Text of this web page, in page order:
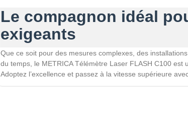
Le compagnon idéal
exigeants
Que ce soit pour des mesures complexes, des
du temps, le METRICA Télémètre Laser FLASH C100 est
Adoptez l’excellence et passez à la vitesse supérieure